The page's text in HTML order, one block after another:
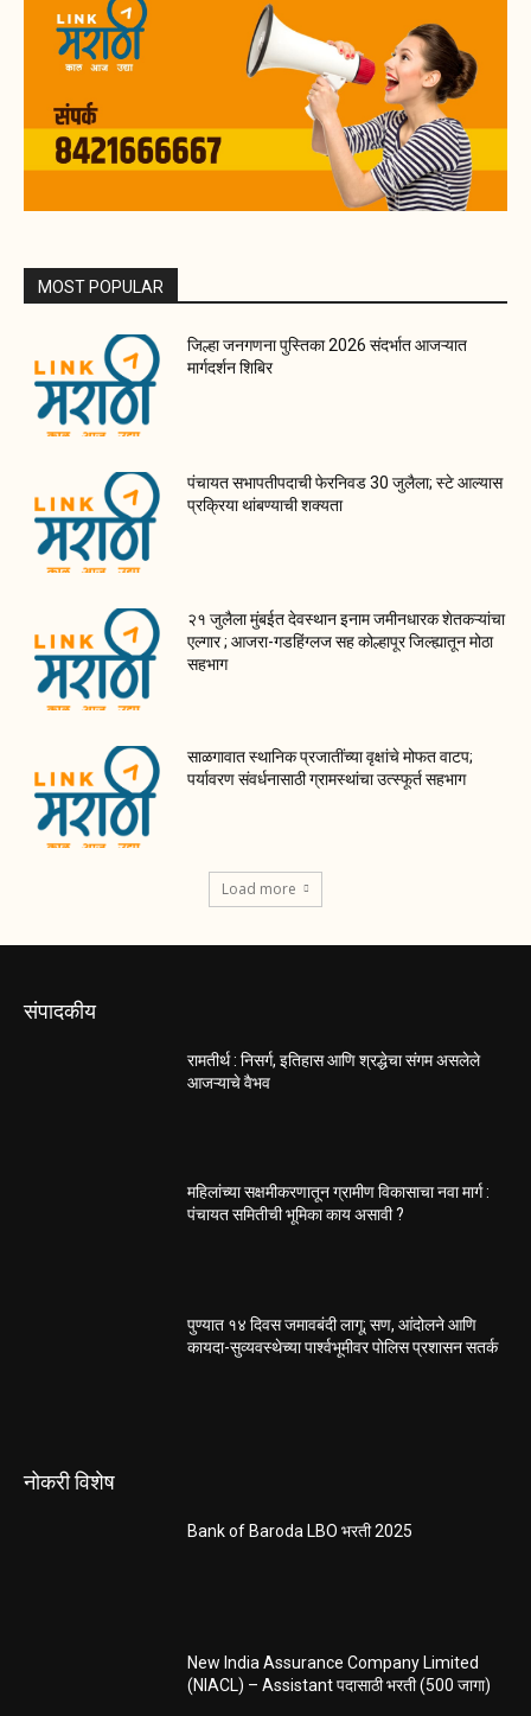
MOST POPULAR
जिल्हा जनगणना पुस्तिका 2026 संदर्भात आजऱ्यात
मार्गदर्शन शिबिर
पंचायत सभापतीपदाची फेरनिवड 30 जुलैला; स्टे आल्यास
प्रक्रिया थांबण्याची शक्यता
२१ जुलैला मुंबईत देवस्थान इनाम जमीनधारक शेतकऱ्यांचा
एल्गार ; आजरा-गडहिंग्लज सह कोल्हापूर जिल्ह्यातून मोठा
सहभाग
साळगावात स्थानिक प्रजातींच्या वृक्षांचे मोफत वाटप;
पर्यावरण संवर्धनासाठी ग्रामस्थांचा उत्स्फूर्त सहभाग
Load more
संपादकीय
रामतीर्थ : निसर्ग, इतिहास आणि श्रद्धेचा संगम असलेले
आजऱ्याचे वैभव
महिलांच्या सक्षमीकरणातून ग्रामीण विकासाचा नवा मार्ग :
पंचायत समितीची भूमिका काय असावी ?
पुण्यात १४ दिवस जमावबंदी लागू; सण, आंदोलने आणि
कायदा-सुव्यवस्थेच्या पार्श्वभूमीवर पोलिस प्रशासन सतर्क
नोकरी विशेष
Bank of Baroda LBO भरती 2025
New India Assurance Company Limited
(NIACL) – Assistant पदासाठी भरती (500 जागा)